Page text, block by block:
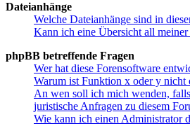
Dateianhänge
Welche Dateianhänge sind in
Kann ich eine Übersicht all meiner
phpBB betreffende Fragen
Wer hat diese Forensoftware
Warum ist Funktion x oder y nicht
An wen soll ich mich wenden,
juristische Anfragen zu diesem
Wie kann ich einen Administrator